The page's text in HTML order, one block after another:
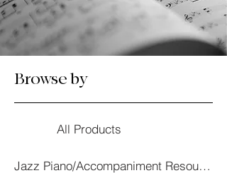
Browse by
All Products
Jazz Piano/Accompaniment Resourses